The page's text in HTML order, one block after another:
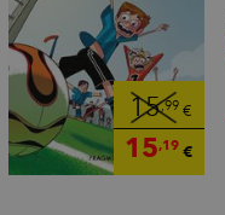
15,99 €
15,19€